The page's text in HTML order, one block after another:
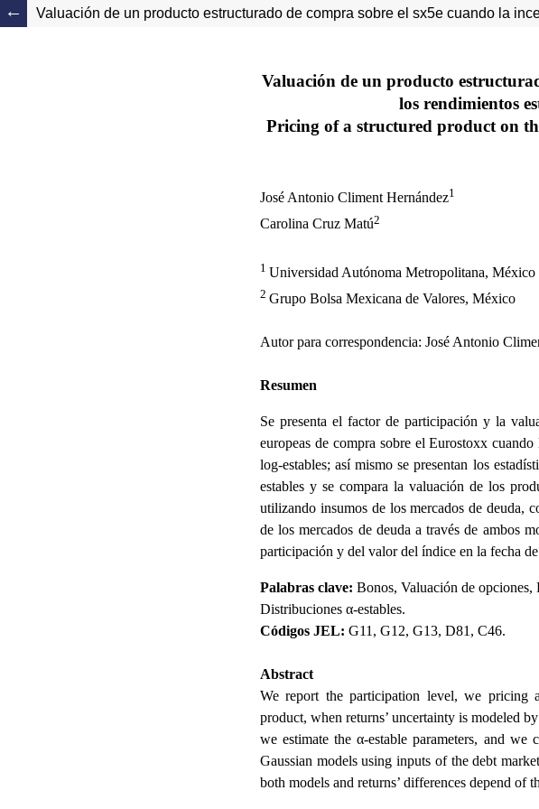
Valuación de un producto estructurado de compra sobre el sx5e cuando la